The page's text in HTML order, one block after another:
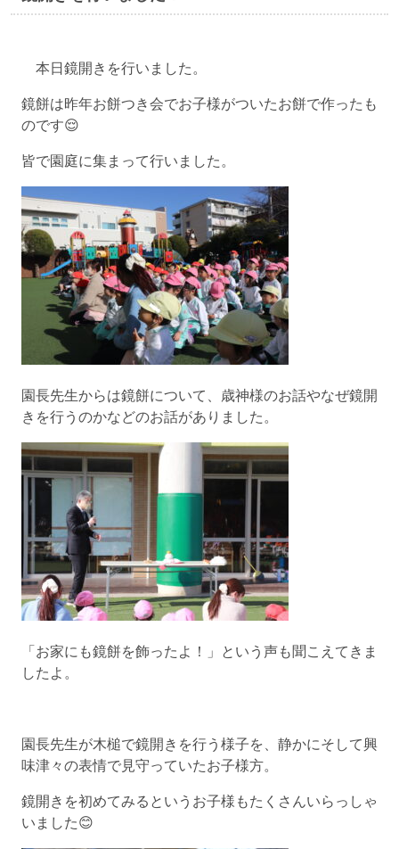
本日鏡開きを行いました。
鏡餅は昨年お餅つき会でお子様がついたお餅で作ったも
のです😌
皆で園庭に集まって行いました。
園長先生からは鏡餅について、歳神様のお話やなぜ鏡開
きを行うのかなどのお話がありました。
「お家にも鏡餅を飾ったよ！」という声も聞こえてきま
したよ。
園長先生が木槌で鏡開きを行う様子を、静かにそして興
味津々の表情で見守っていたお子様方。
鏡開きを初めてみるというお子様もたくさんいらっしゃ
いました😊